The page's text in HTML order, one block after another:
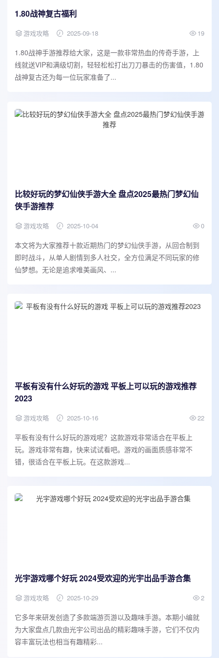
1.80战神复古福利
游戏攻略 2025-09-18 19
1.80战神手游推荐给大家，这是一款非常热血的传奇手游，上
线就送VIP和满级切割，轻轻松松打出刀刀暴击的伤害值，1.80
战神复古还为每一位玩家准备了...
比较好玩的梦幻仙侠手游大全 盘点2025最热门梦幻仙
侠手游推荐
游戏攻略 2025-10-04 0
本文将为大家推荐十款近期热门的梦幻仙侠手游，从回合制到
即时战斗，从单人剧情到多人社交，全方位满足不同玩家的修
仙梦想。无论是追求唯美画风、...
平板有没有什么好玩的游戏 平板上可以玩的游戏推荐
2023
游戏攻略 2025-10-16 22
平板有没有什么好玩的游戏呢？这款游戏非常适合在平板上
玩。游戏非常有趣，快来试试看吧。游戏的画面质感非常不
错，很适合在平板上玩。在这款游戏...
光宇游戏哪个好玩 2024受欢迎的光宇出品手游合集
游戏攻略 2025-10-29 2
它多年来研发创造了多款端游页游以及趣味手游。本期小编就
为大家盘点几款由光宇公司出品的精彩趣味手游，它们不仅内
容丰富玩法也相当有趣精彩...